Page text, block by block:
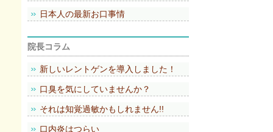
日本人の最新お口事情
院長コラム
新しいレントゲンを導入しました！
口臭を気にしていませんか？
それは知覚過敏かもしれません!!
口内炎はつらい